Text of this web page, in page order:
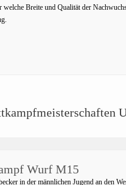
Breite und Qualität der
Wurf M15
in der männlichen Jugend an den